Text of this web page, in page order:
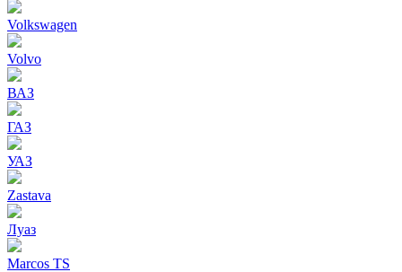
Volkswagen
Volvo
ВАЗ
ГАЗ
УАЗ
Zastava
Луаз
Marcos TS